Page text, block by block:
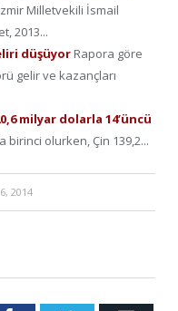
Milletvekili İsmail
2013...
düşüyor Rapora göre
gelir ve kazançları
milyar dolarla 14’üncü
birinci olurken, Çin 139,2...
2014